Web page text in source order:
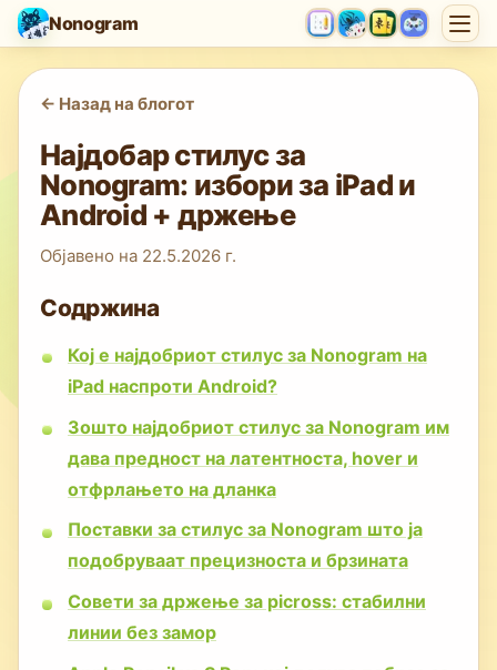
Nonogram
<- Назад на блогот
Најдобар стилус за
Nonogram: избори за iPad и
Android + држење
Објавено на 22.5.2026 г.
Содржина
Кој е најдобриот стилус за Nonogram на
iPad наспроти Android?
Зошто најдобриот стилус за Nonogram им
дава предност на латентноста, hover и
отфрлањето на дланка
Поставки за стилус за Nonogram што ја
подобруваат прецизноста и брзината
Совети за држење за picross: стабилни
линии без замор